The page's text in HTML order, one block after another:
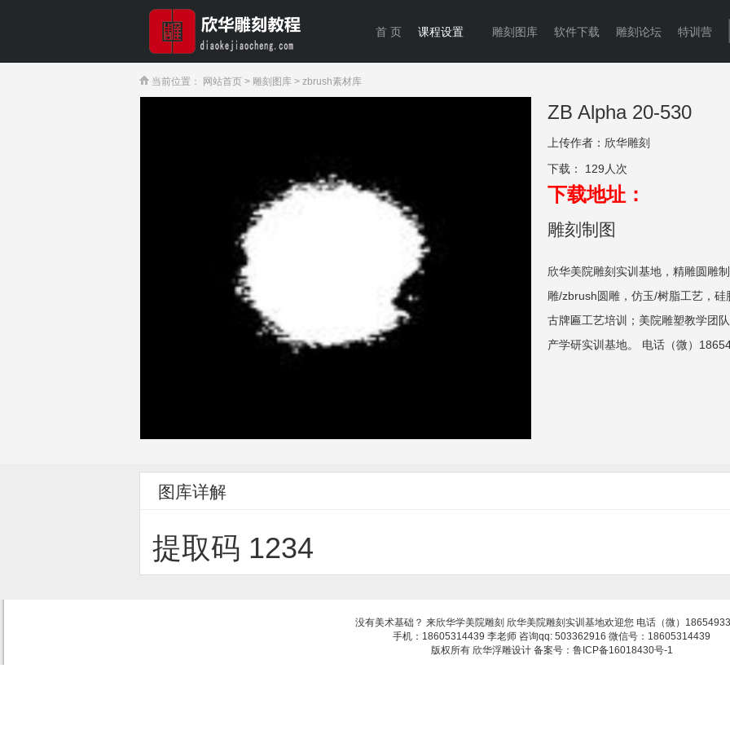
首 页 课程设置 雕刻图库 软件下载 雕刻论坛 特训营
当前位置： 网站首页> 雕刻图库> zbrush素材库
ZB Alpha 20-530
上传作者： 欣华雕刻
下载：
129人次
下载地址：
雕刻制图
欣华美院雕刻实训基地，精雕圆雕
雕/zbrush圆雕，仿玉/树脂工艺，
古牌匾工艺培训；美院雕塑教学团
产学研实训基地。 电话（微）
图库详解
提取码 1234
没有美术基础？ 来欣华学美院雕刻 欣华美院雕刻实训基地欢迎您 电话（微）
手机：18605314439 李老师 咨询qq: 503362916 微信号：18605314439
版权所有 欣华浮雕设计 备案号：鲁ICP备16018430号-1